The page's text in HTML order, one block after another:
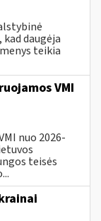
daugėja
teikia
VMI
nuo 2026-
teisės